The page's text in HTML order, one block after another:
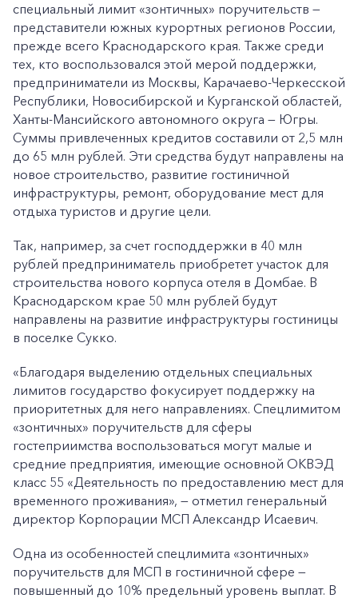
специальный лимит «зонтичных» поручительств —
представители южных курортных регионов России,
прежде всего Краснодарского края. Также среди
тех, кто воспользовался этой мерой поддержки,
предприниматели из Москвы, Карачаево-Черкесской
Республики, Новосибирской и Курганской областей,
Ханты-Мансийского автономного округа — Югры.
Суммы привлеченных кредитов составили от 2,5 млн
до 65 млн рублей. Эти средства будут направлены на
новое строительство, развитие гостиничной
инфраструктуры, ремонт, оборудование мест для
отдыха туристов и другие цели.
Так, например, за счет господдержки в 40 млн
рублей предприниматель приобретет участок для
строительства нового корпуса отеля в Домбае. В
Краснодарском крае 50 млн рублей будут
направлены на развитие инфраструктуры гостиницы
в поселке Сукко.
«Благодаря выделению отдельных специальных
лимитов государство фокусирует поддержку на
приоритетных для него направлениях. Спецлимитом
«зонтичных» поручительств для сферы
гостеприимства воспользоваться могут малые и
средние предприятия, имеющие основной ОКВЭД
класс 55 «Деятельность по предоставлению мест для
временного проживания», — отметил генеральный
директор Корпорации МСП Александр Исаевич.
Одна из особенностей спецлимита «зонтичных»
поручительств для МСП в гостиничной сфере —
повышенный до 10% предельный уровень выплат. В